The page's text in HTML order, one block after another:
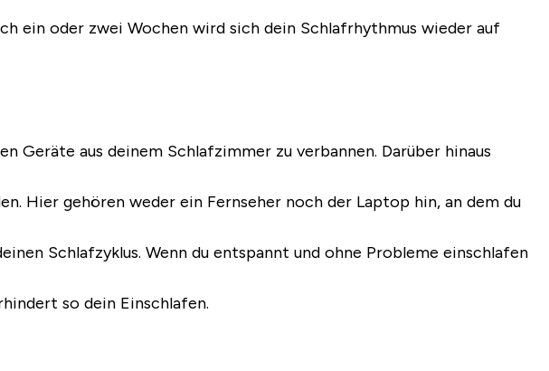
ein oder zwei Wochen wird sich dein Schlafrhythmus wieder auf
aus deinem Schlafzimmer zu verbannen. Darüber hinaus
Hier gehören weder ein Fernseher noch der Laptop hin, an dem du
Schlafzyklus. Wenn du entspannt und ohne Probleme einschlafen
so dein Einschlafen.